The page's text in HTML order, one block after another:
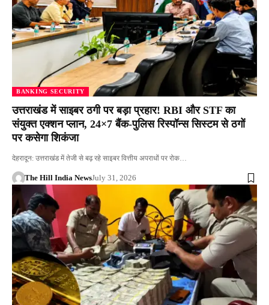
BANKING SECURITY
उत्तराखंड में साइबर ठगी पर बड़ा प्रहार! RBI और STF का
संयुक्त एक्शन प्लान, 24×7 बैंक-पुलिस रिस्पॉन्स सिस्टम से ठगों
पर कसेगा शिकंजा
देहरादून: उत्तराखंड में तेजी से बढ़ रहे साइबर वित्तीय अपराधों पर रोक…
The Hill India NewsJuly 31, 2026